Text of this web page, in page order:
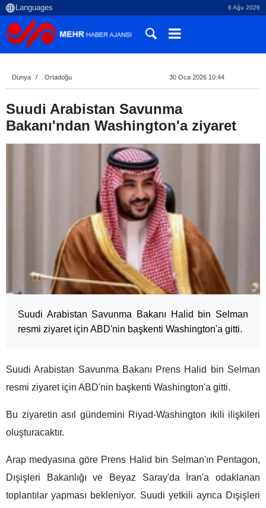
6 Ağu 2026
Dünya Ortadoğu 30 Oca 2026 10:44
Suudi Arabistan Savunma
Bakanı'ndan Washington'a ziyaret
Suudi Arabistan Savunma Bakanı Halid bin Selman
resmi ziyaret için ABD'nin başkenti Washington'a gitti.
Suudi Arabistan Savunma Bakanı Prens Halid bin Selman
resmi ziyaret için ABD'nin başkenti Washington'a gitti.
Bu ziyaretin asıl gündemini Riyad-Washington ikili ilişkileri
oluşturacaktır.
Arap medyasına göre Prens Halid bin Selman'ın Pentagon,
Dışişleri Bakanlığı ve Beyaz Saray'da İran'a odaklanan
toplantılar yapması bekleniyor. Suudi yetkili ayrıca Dışişleri